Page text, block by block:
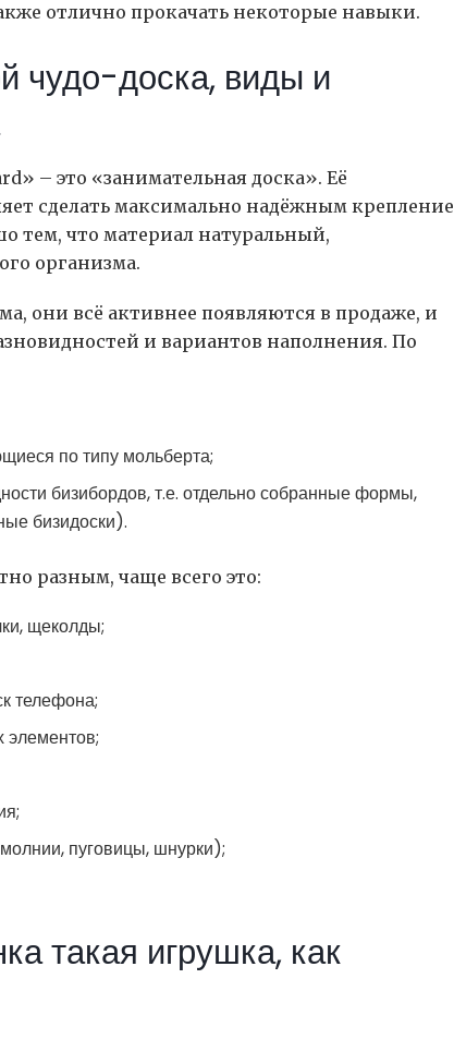
отлично прокачать некоторые навыки.
чудо-доска, виды и
– это «занимательная доска». Её
сделать максимально надёжным крепление
тем, что материал натуральный,
организма.
они всё активнее появляются в продаже, и
и вариантов наполнения. По
по типу мольберта;
бизибордов, т.е. отдельно собранные формы,
бизидоски).
разным, чаще всего это:
щеколды;
телефона;
пуговицы, шнурки);
такая игрушка, как